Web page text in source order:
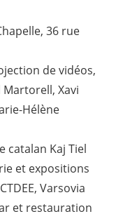
36 rue
de vidéos,
Xavi
Hélène
catalan Kaj Tiel
et expositions
Varsovia
et restauration